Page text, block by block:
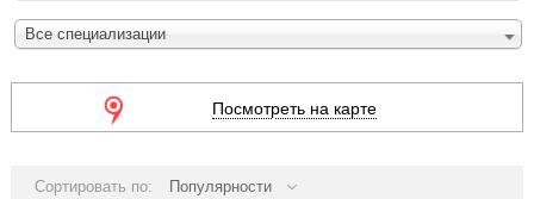
Все специализации
Посмотреть на карте
Сортировать по: Популярности